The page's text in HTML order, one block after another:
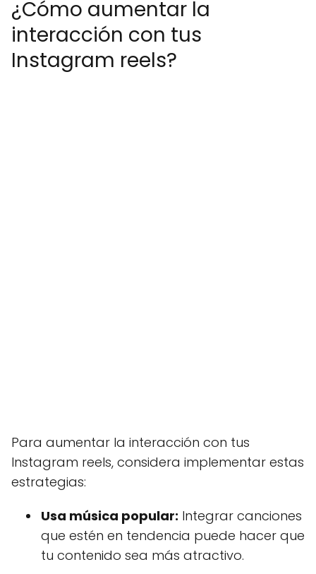
¿Cómo aumentar la
interacción con tus
Instagram reels?
Para aumentar la interacción con tus
Instagram reels, considera implementar estas
estrategias:
Usa música popular: Integrar canciones
que estén en tendencia puede hacer que
tu contenido sea más atractivo.